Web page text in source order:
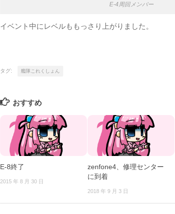
E-4周回メンバー
イベント中にレベルももっさり上がりました。
タグ: 艦隊これくしょん
おすすめ
E-8終了
2015 年 8 月 30 日
zenfone4、修理センター
に到着
2018 年 9 月 3 日